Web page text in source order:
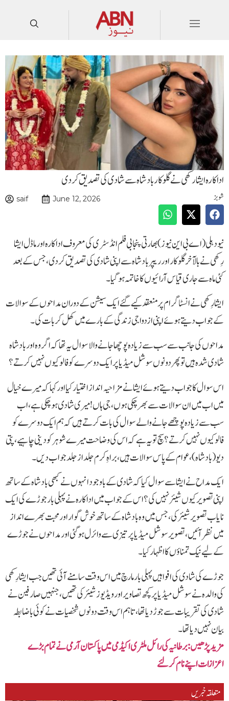
اداکارہ ایشا رکھی نے گلوکار بادشاہ سے شادی کی تصدیق کردی
شوبز saif June 12, 2026
نیو دہلی (اے بی این نیوز)بھارتی پنجابی فلم انڈسٹری کی معروف اداکارہ اور ماڈل ایشا
رِکھی نے بالآخر گلوکار اور ریپر بادشاہ سے اپنی شادی کی تصدیق کر دی، جس کے بعد
کئی ماہ سے جاری قیاس آرائیوں کا خاتمہ ہو گیا۔
ایشا رِکھی نے انسٹاگرام پر منعقد کیے گئے ایک سیشن کے دوران مداحوں کے سوالات
کے جواب دیتے ہوئے اپنی ازدواجی زندگی کے بارے میں کھل کر بات کی۔
مداحوں کی جانب سے سب سے زیادہ پوچھا جانے والا سوال یہ تھا کہ اگر وہ اور بادشاہ
شادی شدہ ہیں تو پھر دونوں سوشل میڈیا پر ایک دوسرے کو فالو کیوں نہیں کرتے؟
اس سوال کا جواب دیتے ہوئے ایشا نے مزاحیہ انداز اختیار کیا اور کہا کہ میرے خیال
میں اب میں ان سوالات سے بھر چکی ہوں، جی ہاں! میری شادی ہو چکی ہے، اب
سب سے زیادہ پوچھے جانے والے سوال کی بات کرتے ہیں کہ ہم ایک دوسرے کو
فالو کیوں نہیں کرتے؟ سچ تو یہ ہے کہ اس کی وضاحت میرے شوہر کو دینی چاہیے، پتی
دیو (بادشاہ)، عوام کے پاس سوالات ہیں، براہِ کرم جلد از جلد جواب دیں۔
ایک مداح نے ایشا سے سوال کیا کہ شادی کے باوجود انہوں نے کبھی بادشاہ کے ساتھ
اپنی تصویر کیوں شیئر نہیں کی؟ اس کے جواب میں اداکارہ نے پہلی بار جوڑے کی ایک
نایاب تصویر شیئر کی، جس میں وہ بادشاہ کے ساتھ خوش گوار اور محبت بھرے انداز
میں نظر آئیں، تصویر سوشل میڈیا پر تیزی سے وائرل ہو گئی اور مداحوں نے جوڑے
کے لیے نیک تمناؤں کا اظہار کیا۔
جوڑے کی شادی کی افواہیں پہلی بار مارچ میں اس وقت سامنے آئی تھیں جب ایشا رِکھی
کی والدہ نے سوشل میڈیا پر کچھ تصاویر اور ویڈیوز شیئر کی تھیں، جنہیں صارفین نے
شادی کی تقریبات سے جوڑ دیا تھا، تاہم اس وقت دونوں شخصیات نے کوئی باضابطہ
بیان نہیں دیا تھا۔
مزید پڑھیں: برطانیہ کی رائل ملٹری اکیڈمی میں پاکستان آرمی نے تمام بڑے
اعزازات اپنے نام کرلئے
متعلقہ خبریں